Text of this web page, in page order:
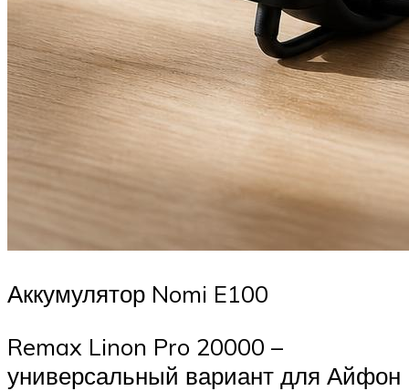
Аккумулятор Nomi E100
Remax Linon Pro 20000 –
универсальный вариант для Айфон